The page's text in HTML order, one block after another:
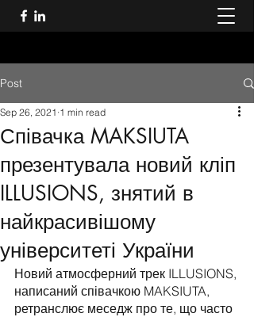
Post
Співачка MAKSIUTA
презентувала новий кліп
ILLUSIONS, знятий в
найкрасивішому
університеті України
Sep 26, 2021 1 min read
Новий атмосферний трек ILLUSIONS,
написаний співачкою MAKSIUTA,
ретранслює меседж про те, що часто